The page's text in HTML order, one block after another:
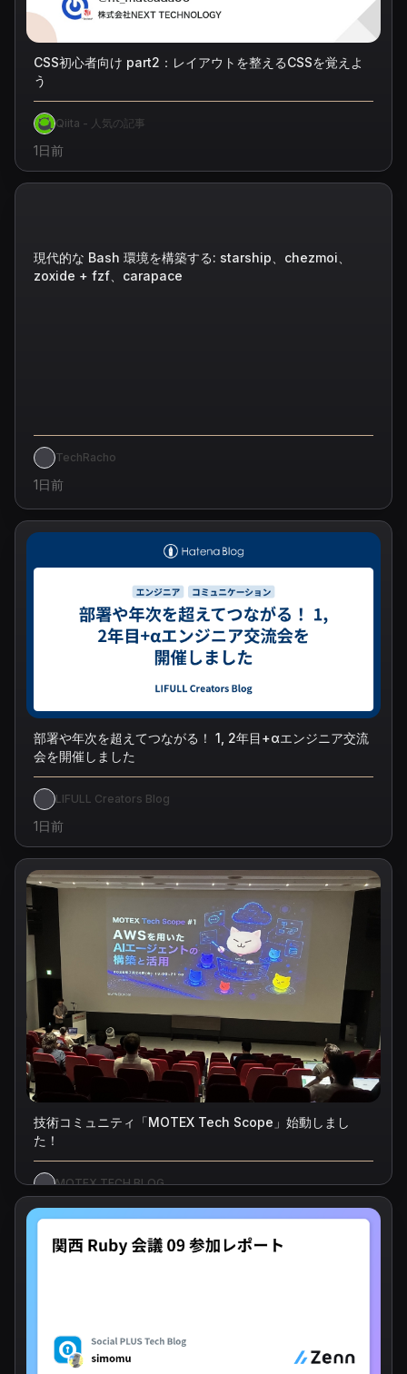
CSS初心者向け part2：レイアウトを整えるCSSを覚えよ
う
Qiita - 人気の記事
1日前
現代的な Bash 環境を構築する: starship、chezmoi、
zoxide + fzf、carapace
TechRacho
1日前
部署や年次を超えてつながる！ 1, 2年目+αエンジニア交流
会を開催しました
LIFULL Creators Blog
1日前
技術コミュニティ「MOTEX Tech Scope」始動しまし
た！
MOTEX TECH BLOG
1日前